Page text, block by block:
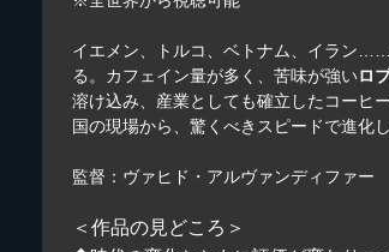
イエメン、トルコ、ベトナム、イラン
る。カフェイン量が多く、苦味が強いロ
溶け込み、産業としても確立したコーヒ
国の現場から、驚くべきスピードで進化
監督：ヴァヒド・アルヴァンディファー
＜作品の見どころ＞